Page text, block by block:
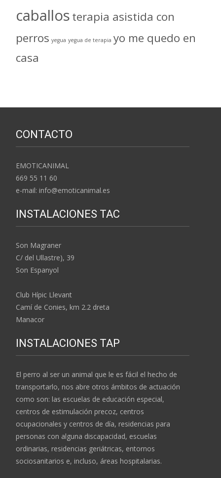
caballosterapia asistida con
perros yegua yegua de terapia yo me quedo en
casa
CONTACTO
EMOTICANIMAL
669 55 11 60
e-mail: info@emoticanimal.es
INSTALACIONES TAC
Son Magraner
C/ del Ullastre), 39
Son Espanyol
Club Hípic Llevant
Camí de Conies, km 2.2 dreta
Manacor
INSTALACIONES TAP
El perro al ser un animal que le es fácil el hecho de
transportarlo, nos abre otros ámbitos de actuación
como son: las escuelas de educación especial,
centros de estimulación precoz, centros
ocupacionales y centros de día, residencias para
personas con alguna discapacidad, escuelas
ordinarias, residencias geriátricas, entornos
sociosanitarios e, incluso, áreas hospitalarias.